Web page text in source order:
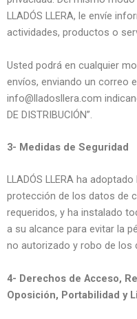
LLADÓS LLERA, le envíe
actividades, productos o
Usted podrá en cualquier
envíos, enviando un correo
info@lladosllera.com
DE DISTRIBUCIÓN”.
3- Medidas de Seguridad
LLADÓS LLERA ha
protección de los datos de
requeridos, y ha instalado
a su alcance para evitar la
no autorizado y robo de los
4- Derechos de Acceso,
Oposición, Portabilidad y